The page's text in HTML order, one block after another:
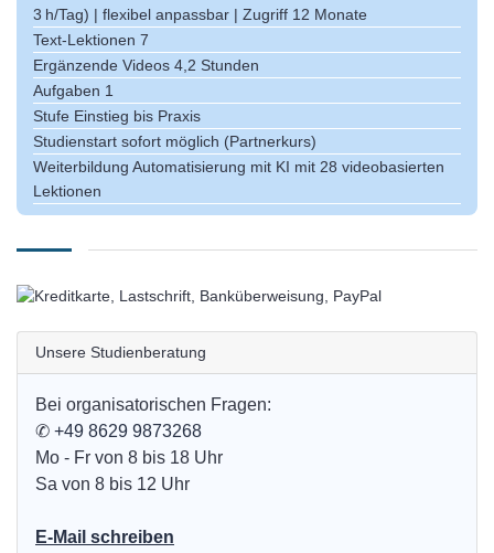
3 h/Tag) | flexibel anpassbar | Zugriff 12 Monate
Text-Lektionen 7
Ergänzende Videos 4,2 Stunden
Aufgaben 1
Stufe Einstieg bis Praxis
Studienstart sofort möglich (Partnerkurs)
Weiterbildung Automatisierung mit KI mit 28 videobasierten
Lektionen
Unsere Studienberatung
Bei organisatorischen Fragen:
✆ +49 8629 9873268
Mo - Fr von 8 bis 18 Uhr
Sa von 8 bis 12 Uhr
E-Mail schreiben